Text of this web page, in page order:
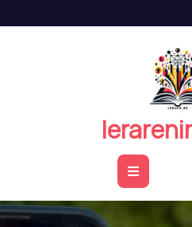
de
Open